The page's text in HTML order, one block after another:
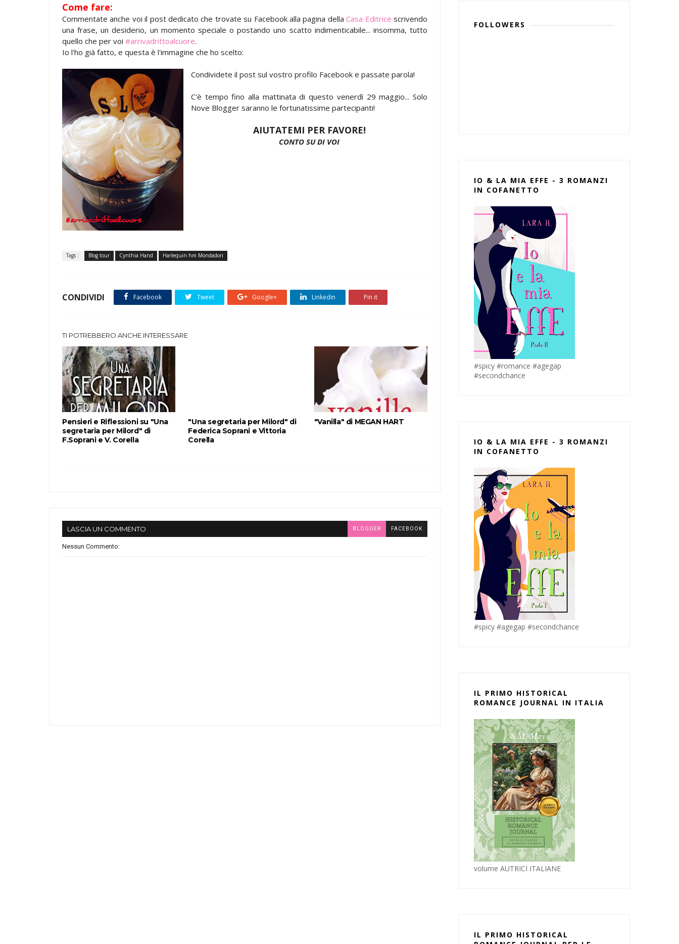
Come fare:
Commentate anche voi il post dedicato che trovate su Facebook alla pagina dellaCasa Editrice scrivendo
una frase, un desiderio, un momento speciale o postando uno scatto indimenticabile... insomma, tutto
quello che per voi ‪#‎arrivadrittoalcuore.
Io l'ho già fatto, e questa è l'immagine che ho scelto:
Condividete il post sul vostro profilo Facebook e passate parola!
C'è tempo fino alla mattinata di questo venerdì 29 maggio... Solo
Nove Blogger saranno le fortunatissime partecipanti!
AIUTATEMI PER FAVORE!
CONTO SU DI VOI
Tags : Blog tour Cynthia Hand Harlequin hm Mondadori
CONDIVIDI Facebook Tweet Google+ Linkedin Pin it
TI POTREBBERO ANCHE INTERESSARE
Pensieri e Riflessioni su "Una
segretaria per Milord" di
F.Soprani e V. Corella
"Una segretaria per Milord" di
Federica Soprani e Vittoria
Corella
"Vanilla" di MEGAN HART
LASCIA UN COMMENTO BLOGGER FACEBOOK
Nessun Commento:
FOLLOWERS
IO & LA MIA EFFE - 3 ROMANZI
IN COFANETTO
#spicy #romance #agegap
#secondchance
IO & LA MIA EFFE - 3 ROMANZI
IN COFANETTO
#spicy #agegap #secondchance
IL PRIMO HISTORICAL
ROMANCE JOURNAL IN ITALIA
volume AUTRICI ITALIANE
IL PRIMO HISTORICAL